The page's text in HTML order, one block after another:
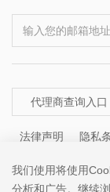
输入您的邮箱地
代理商查询入口
法律声明 隐私
我们使用将使用
分析和广告。继续